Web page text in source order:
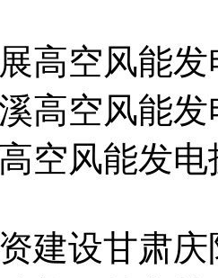
高空风能
高空风能
空风能发
建设甘肃